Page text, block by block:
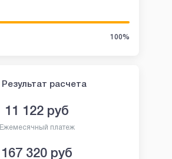
100%
Результат расчета
11 122 руб
Ежемесячный платеж
167 320 руб